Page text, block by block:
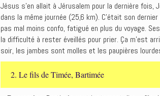
Jésus s’en allait à Jérusalem pour la dernière
dans la même journée (25,6 km). C’était son
pas mal moins confo, fatigué en plus du voyage.
la difficulté à rester éveillés pour prier. Ça m’est
soir, les jambes sont molles et les paupières
2. Le fils de Timée, Bartimée